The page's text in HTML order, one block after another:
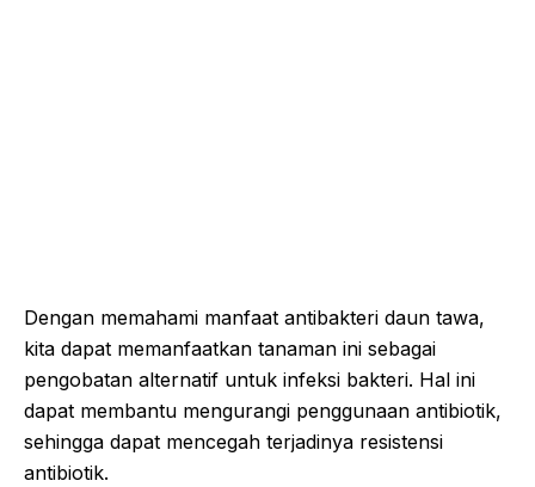
Dengan memahami manfaat antibakteri daun tawa,
kita dapat memanfaatkan tanaman ini sebagai
pengobatan alternatif untuk infeksi bakteri. Hal ini
dapat membantu mengurangi penggunaan antibiotik,
sehingga dapat mencegah terjadinya resistensi
antibiotik.